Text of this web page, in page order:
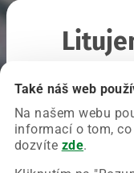
Také náš web
Na našem webu
informací o tom,
dozvíte zde.
Chyba nastala
Zkuste prosím